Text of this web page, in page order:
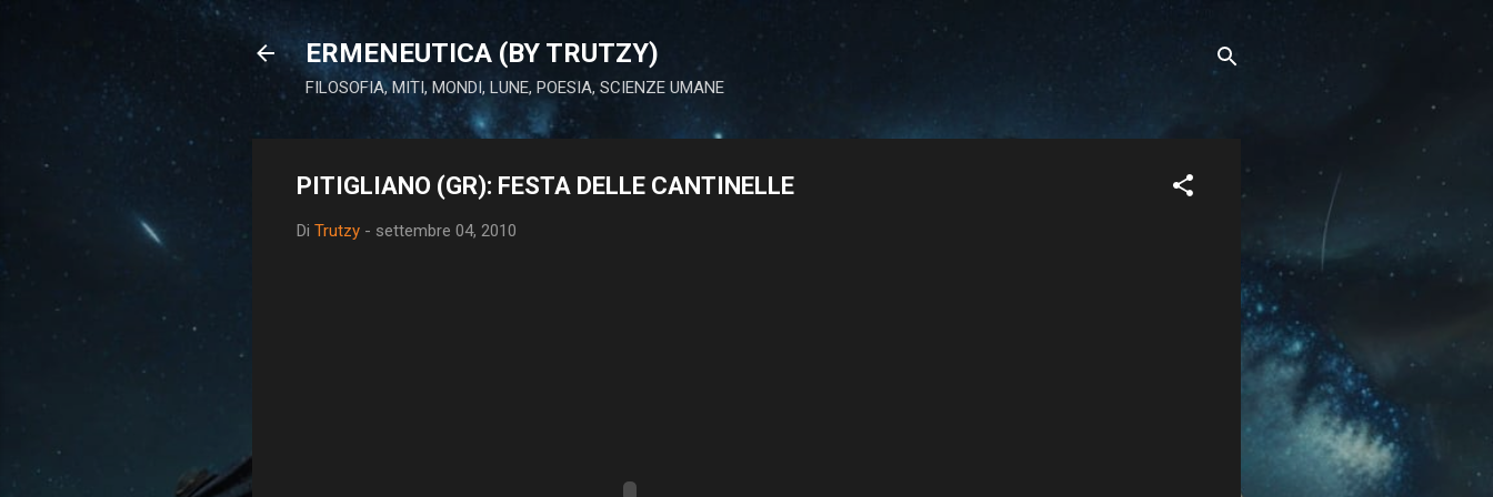
ERMENEUTICA (BY TRUTZY)
FILOSOFIA, MITI, MONDI, LUNE, POESIA, SCIENZE UMANE
PITIGLIANO (GR): FESTA DELLE CANTINELLE
Di Trutzy - settembre 04, 2010